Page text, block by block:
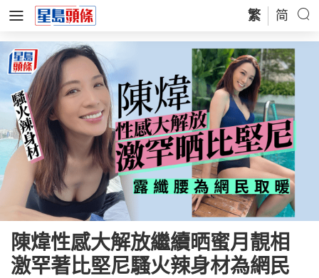
繁 简
陳煒性感大解放繼續晒蜜月靚相
激罕著比堅尼騷火辣身材為網民